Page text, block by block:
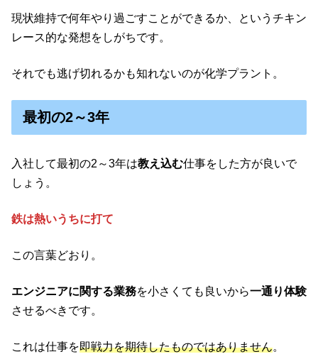
現状維持で何年やり過ごすことができるか、というチキン
レース的な発想をしがちです。
それでも逃げ切れるかも知れないのが化学プラント。
最初の2～3年
入社して最初の2～3年は教え込む仕事をした方が良いで
しょう。
鉄は熱いうちに打て
この言葉どおり。
エンジニアに関する業務を小さくても良いから一通り体験
させるべきです。
これは仕事を即戦力を期待したものではありません。